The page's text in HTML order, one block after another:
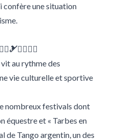
une situation
vit au rythme des
vie culturelle et sportive
nombreux festivals dont
équestre et « Tarbes en
de Tango argentin, un des